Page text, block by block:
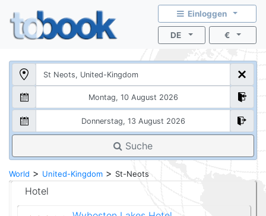
Einloggen
DE €
Suche
World > United-Kingdom > St-Neots
Hotel